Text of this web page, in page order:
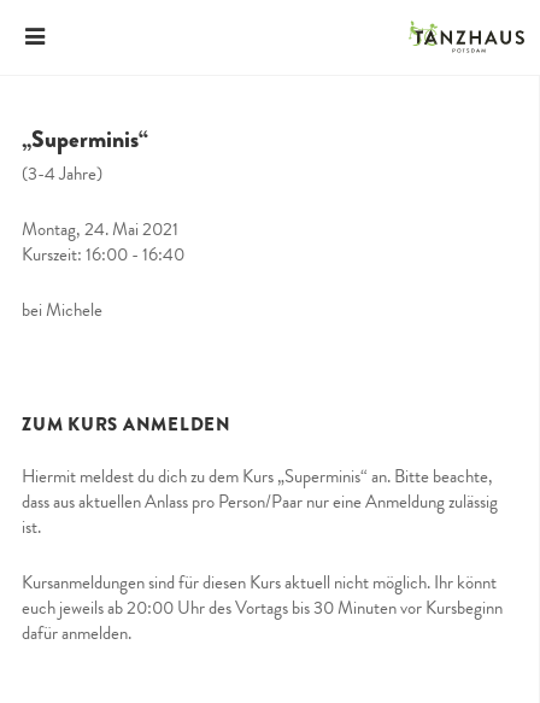
„Superminis“
(3-4 Jahre)
Montag, 24. Mai 2021
Kurszeit: 16:00 - 16:40
bei Michele
ZUM KURS ANMELDEN
Hiermit meldest du dich zu dem Kurs „Superminis“ an. Bitte beachte,
dass aus aktuellen Anlass pro Person/Paar nur eine Anmeldung zulässig
ist.
Kursanmeldungen sind für diesen Kurs aktuell nicht möglich. Ihr könnt
euch jeweils ab 20:00 Uhr des Vortags bis 30 Minuten vor Kursbeginn
dafür anmelden.